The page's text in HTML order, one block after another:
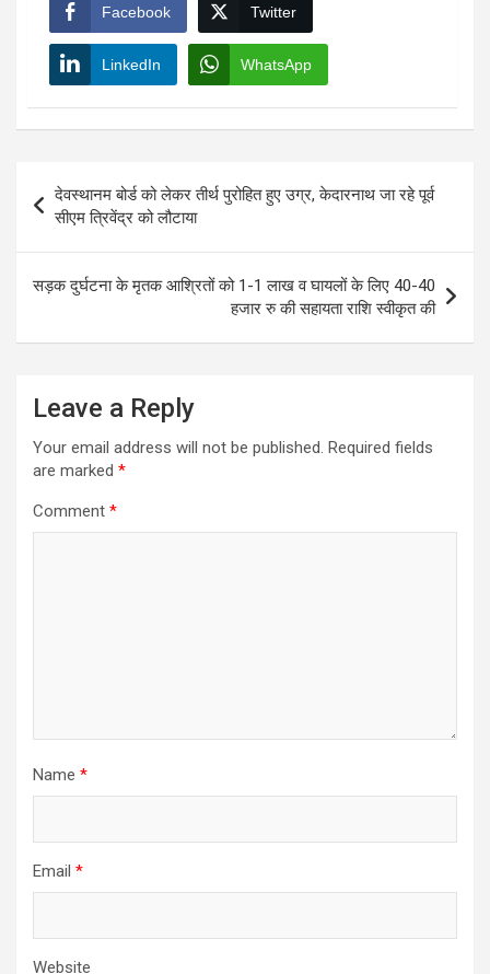
Facebook Twitter
LinkedIn WhatsApp
Post
navigation
देवस्थानम बोर्ड को लेकर तीर्थ पुरोहित हुए उग्र, केदारनाथ जा रहे पूर्व
सीएम त्रिवेंद्र को लौटाया
सड़क दुर्घटना के मृतक आश्रितों को 1-1 लाख व घायलों के लिए 40-40
हजार रु की सहायता राशि स्वीकृत की
Leave a Reply
Your email address will not be published. Required fields
are marked *
Comment *
Name *
Email *
Website